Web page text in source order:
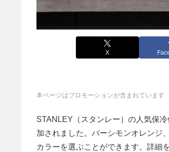
X
本ページはプロモーションが含まれています
STANLEY（スタンレー）の人気保
加されました。パーシモンオレンジ
カラーを選ぶことができます。詳細